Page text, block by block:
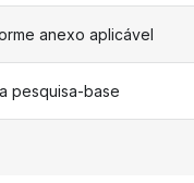
anexo aplicável
pesquisa-base